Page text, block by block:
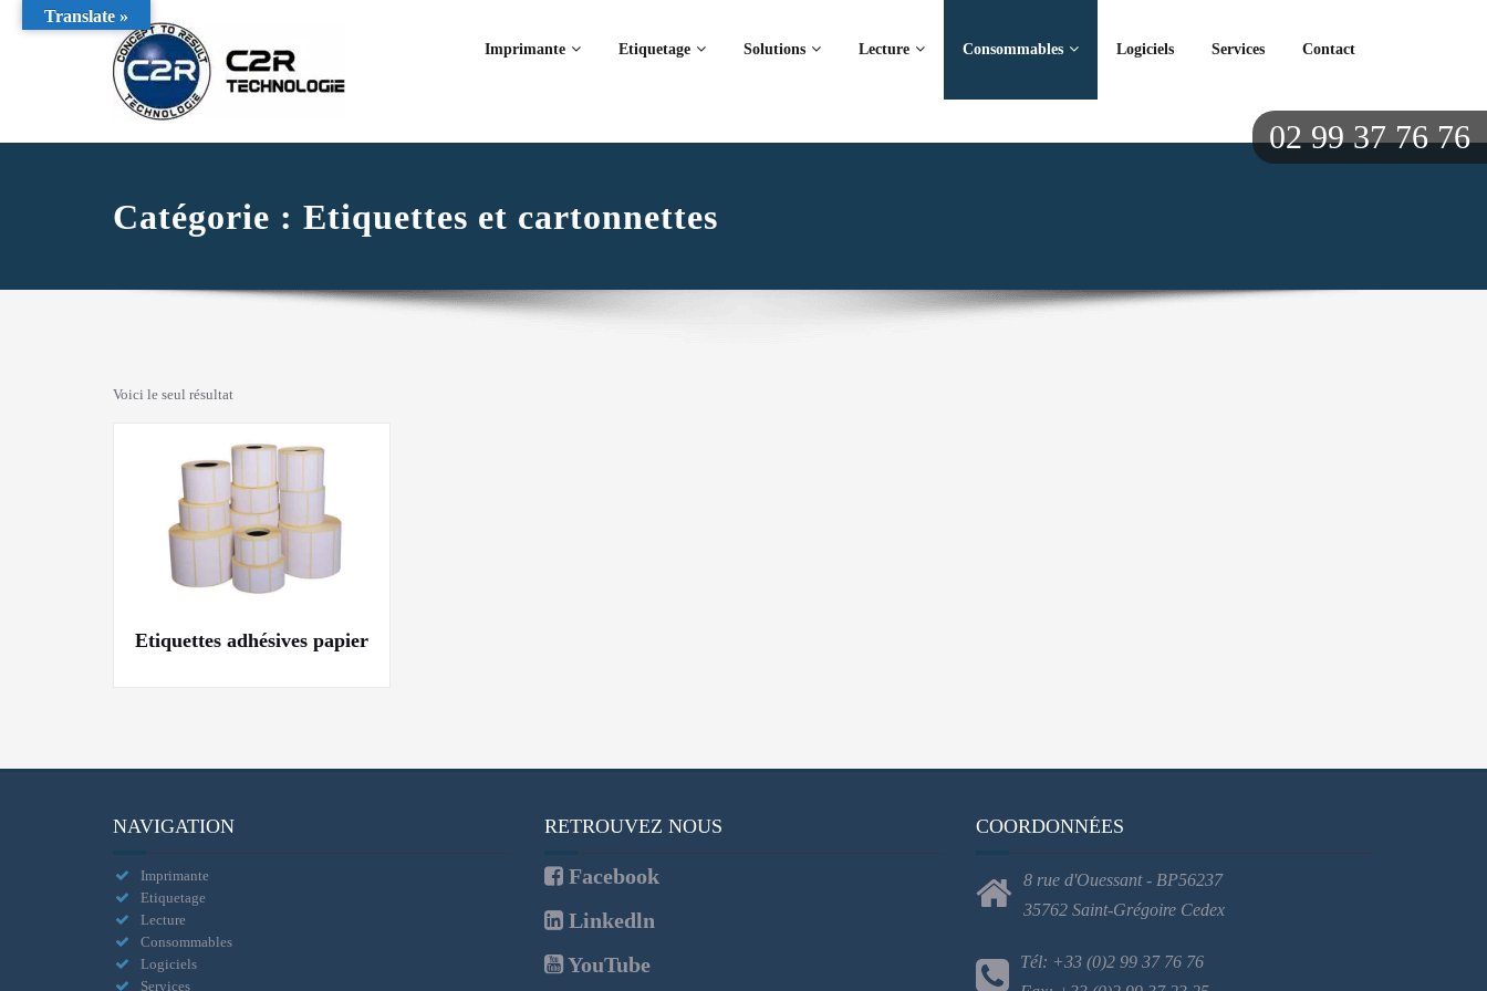
02 99 37 76 76
Imprimante Etiquetage Solutions Lecture Consommables Logiciels Services Contact
Catégorie : Etiquettes et cartonnettes
Voici le seul résultat
Etiquettes adhésives papier
NAVIGATION
Imprimante
Etiquetage
Lecture
Consommables
Logiciels
Services
RETROUVEZ NOUS
Facebook
Linkedln
YouTube
COORDONNÉES
8 rue d'Ouessant - BP56237
35762 Saint-Grégoire Cedex
Tél: +33 (0)2 99 37 76 76
Translate »